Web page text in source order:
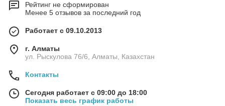
Рейтинг не сформирован
Менее 5 отзывов за последний год
Работает с 09.10.2013
г. Алматы
ул. Рыскулова 76/6, Алматы, Казахстан
Контакты
Сегодня работает с 09:00 до 18:00
Показать весь график работы